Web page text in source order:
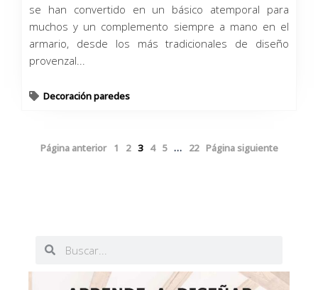
se han convertido en un básico atemporal para
muchos y un complemento siempre a mano en el
armario, desde los más tradicionales de diseño
provenzal...
Decoración paredes
Página anterior 1 2 3 4 5 … 22 Página siguiente